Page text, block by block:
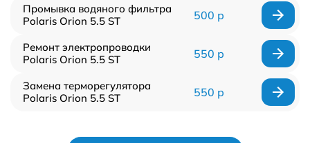
Промывка водяного фильтра
Polaris Orion 5.5 ST
500 р
Ремонт электропроводки
Polaris Orion 5.5 ST
550 р
Замена терморегулятора
Polaris Orion 5.5 ST
550 р